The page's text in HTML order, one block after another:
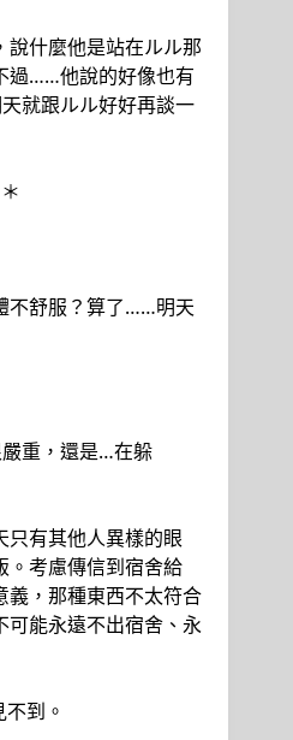
說什麼他是站在ルル那
過……他說的好像也有
就跟ルル好好再談一
不舒服？算了……明天
重，還是…在躲
只有其他人異樣的眼
。考慮傳信到宿舍給
義，那種東西不太符合
可能永遠不出宿舍、永
到。